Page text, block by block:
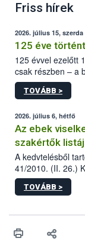
Friss hírek
2026. július 15, szerda
125 éve történt
125 évvel ezelőtt
csak részben – a
állomás a Kis
tervezett új
TOVÁBB >
2026. július 6, hétfő
Az ebek
szakértők
A kedvtelésből
41/2010. (II. 26.)
sérülés, illetve
hatósági
vonni az ebek
TOVÁBB >